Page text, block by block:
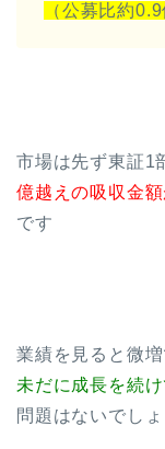
（公募比約
市場は先ず東証1
億越えの吸収金
です
業績を見ると微
未だに成長を続
問題はないでしょ